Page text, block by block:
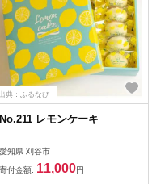
典：ふるなび
No.211 レモンケーキ
愛知県 刈谷市
寄付金額: 11,000円